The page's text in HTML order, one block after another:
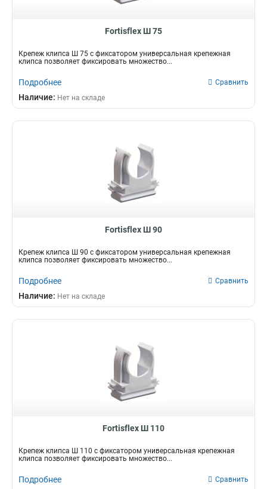
Fortisflex Ш 75
Крепеж клипса Ш 75 с фиксатором универсальная крепежная
клипса позволяет фиксировать множество...
Подробнее Сравнить
Наличие: Нет на складе
Fortisflex Ш 90
Крепеж клипса Ш 90 с фиксатором универсальная крепежная
клипса позволяет фиксировать множество...
Подробнее Сравнить
Наличие: Нет на складе
Fortisflex Ш 110
Крепеж клипса Ш 110 с фиксатором универсальная крепежная
клипса позволяет фиксировать множество...
Подробнее Сравнить